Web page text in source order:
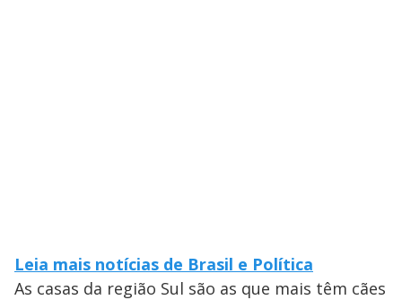
Leia mais notícias de Brasil e Política
As casas da região Sul são as que mais têm cães